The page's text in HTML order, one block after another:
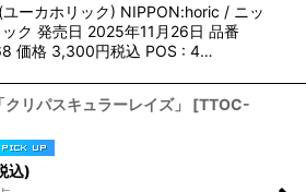
ーカホリック) NIPPON:horic / ニッ
ク 発売日 2025年11月26日 品番
価格 3,300円税込 POS : 4…
リパスキュラーレイズ」 [TTOC-
込)